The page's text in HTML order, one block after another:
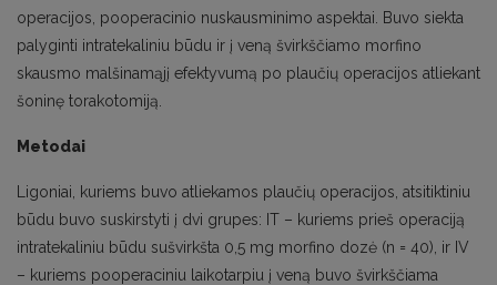
operacijos, pooperacinio nuskausminimo aspektai. Buvo siekta
palyginti intratekaliniu būdu ir į veną švirkščiamo morfino
skausmo malšinamąjį efektyvumą po plaučių operacijos atliekant
šoninę torakotomiją.
Metodai
Ligoniai, kuriems buvo atliekamos plaučių operacijos, atsitiktiniu
būdu buvo suskirstyti į dvi grupes: IT – kuriems prieš operaciją
intratekaliniu būdu sušvirkšta 0,5 mg morfino dozė (n = 40), ir IV
– kuriems pooperaciniu laikotarpiu į veną buvo švirkščiama